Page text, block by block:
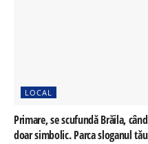
LOCAL
Primare, se scufundă Brăila,
doar simbolic. Parca sloganul